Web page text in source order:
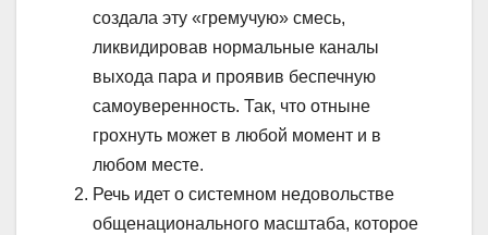
создала эту «гремучую» смесь,
ликвидировав нормальные каналы
выхода пара и проявив беспечную
самоуверенность. Так, что отныне
грохнуть может в любой момент и в
любом месте.
Речь идет о системном недовольстве
общенационального масштаба, которое